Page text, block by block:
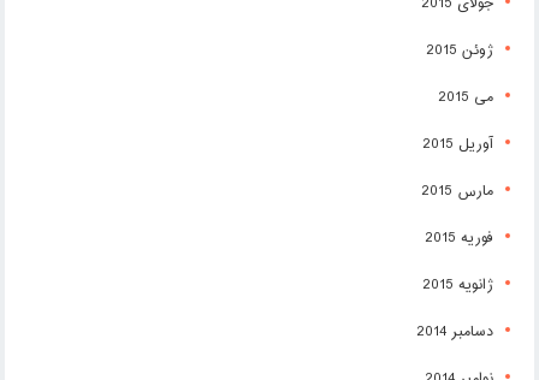
ژوئن 2015
می 2015
آوریل 2015
مارس 2015
فوریه 2015
ژانویه 2015
دسامبر 2014